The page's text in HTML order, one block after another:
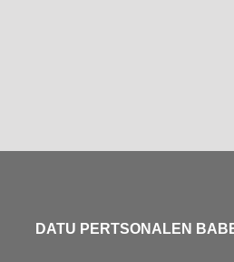
DATU PERTSONALEN